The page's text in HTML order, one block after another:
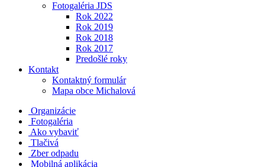
Fotogaléria JDS
Rok 2022
Rok 2019
Rok 2018
Rok 2017
Predošlé roky
Kontakt
Kontaktný formulár
Mapa obce Michalová
Organizácie
Fotogaléria
Ako vybaviť
Tlačivá
Zber odpadu
Mobilná aplikácia